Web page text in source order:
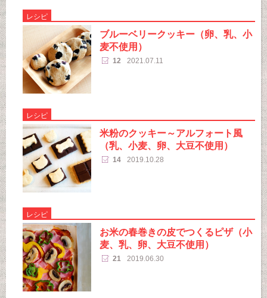
レシピ
ブルーベリークッキー（卵、乳、小
麦不使用）
12 2021.07.11
レシピ
米粉のクッキー～アルフォート風
（乳、小麦、卵、大豆不使用）
14 2019.10.28
レシピ
お米の春巻きの皮でつくるピザ（小
麦、乳、卵、大豆不使用）
21 2019.06.30